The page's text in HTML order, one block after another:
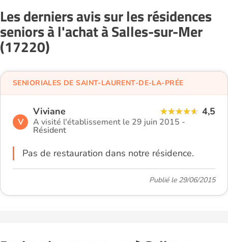
Les derniers avis sur les résidences
seniors à l'achat à Salles-sur-Mer
(17220)
V
Viviane 4,5
A visité l'établissement le 29 juin 2015 -
Résident
Pas de restauration dans notre résidence.
SENIORIALES DE SAINT-LAURENT-DE-LA-PRÉE
Publié le 29/06/2015